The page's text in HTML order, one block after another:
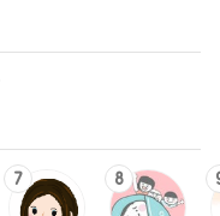
7 8